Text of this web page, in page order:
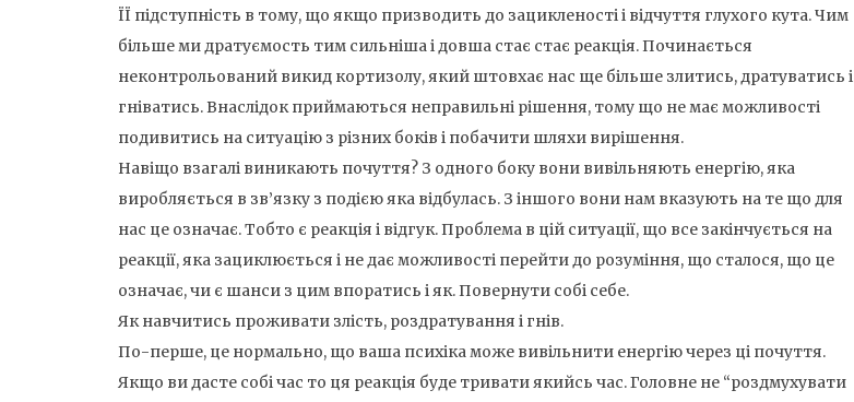
ЇЇ підступність в тому, що якщо призводить до зацикленості і відчуття глухого кута. Чим
більше ми дратуємость тим сильніша і довша стає стає реакція. Починається
неконтрольований викид кортизолу, який штовхає нас ще більше злитись, дратуватись і
гніватись. Внаслідок приймаються неправильні рішення, тому що не має можливості
подивитись на ситуацію з різних боків і побачити шляхи вирішення.
Навіщо взагалі виникають почуття? З одного боку вони вивільняють енергію, яка
виробляється в зв’язку з подією яка відбулась. З іншого вони нам вказують на те що для
нас це означає. Тобто є реакція і відгук. Проблема в цій ситуації, що все закінчується на
реакції, яка зациклюється і не дає можливості перейти до розуміння, що сталося, що це
означає, чи є шанси з цим впоратись і як. Повернути собі себе.
Як навчитись проживати злість, роздратування і гнів.
По-перше, це нормально, що ваша психіка може вивільнити енергію через ці почуття.
Якщо ви дасте собі час то ця реакція буде тривати якийсь час. Головне не “роздмухувати